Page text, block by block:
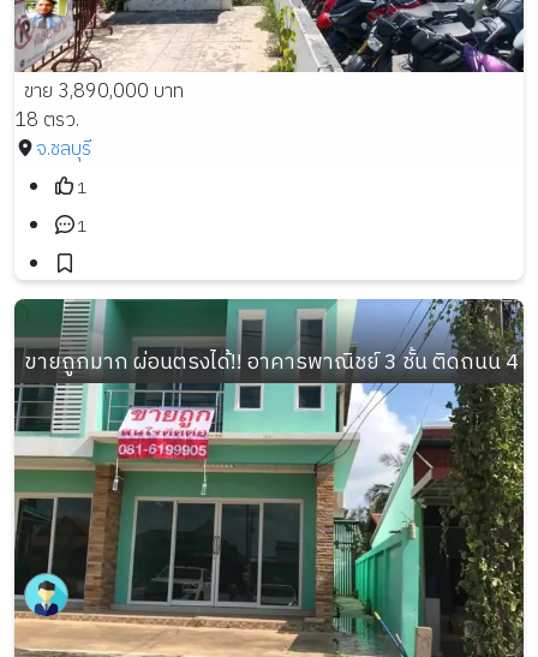
ขาย 3,890,000 บาท
18 ตรว.
จ.ชลบุรี
1
1
ขายถูกมาก ผ่อนตรงได้!! อาคารพาณิชย์ 3 ชั้น ติดถนน 4